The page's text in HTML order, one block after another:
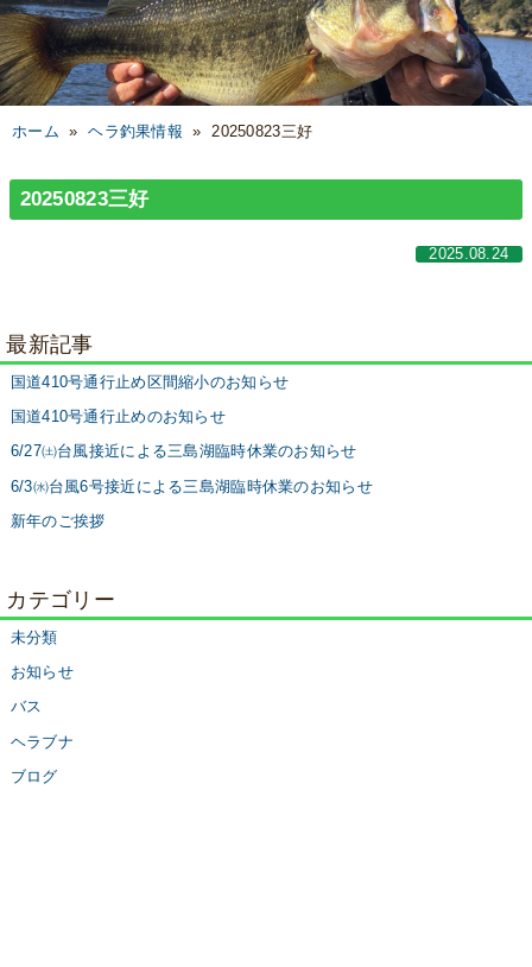
ホーム »ヘラ釣果情報 »20250823三好
20250823三好
2025.08.24
最新記事
国道410号通行止め区間縮小のお知らせ
国道410号通行止めのお知らせ
6/27㈯台風接近による三島湖臨時休業のお知らせ
6/3㈬台風6号接近による三島湖臨時休業のお知らせ
新年のご挨拶
カテゴリー
未分類
お知らせ
バス
ヘラブナ
ブログ